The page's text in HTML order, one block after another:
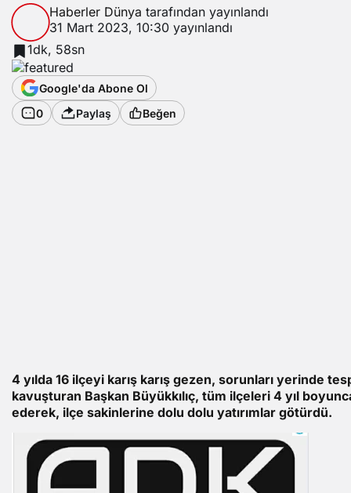
Haberler Dünya tarafından yayınlandı
31 Mart 2023, 10:30 yayınlandı
1dk, 58sn
Google'da Abone Ol
0
Paylaş Beğen
4 yılda 16 ilçeyi karış karış gezen, sorunları yerinde
kavuşturan Başkan Büyükkılıç, tüm ilçeleri 4 yıl
ederek, ilçe sakinlerine dolu dolu yatırımlar götürdü.